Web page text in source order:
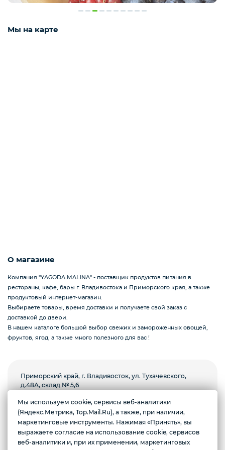
Ингредиенты для кондитеров
Мы на карте
О магазине
Компания "YAGODA MALINA" - поставщик продуктов питания в
рестораны, кафе, бары г. Владивостока и Приморского края, а также
продуктовый интернет-магазин.
Выбираете товары, время доставки и получаете свой заказ с
доставкой до двери.
В нашем каталоге большой выбор свежих и замороженных овощей,
фруктов, ягод, а также много полезного для вас !
Приморский край, г. Владивосток, ул. Тухачевского,
д.48А, склад № 5,6
Пн-пт с 8.00 до 18.00, суббота с 9.00 до 13.00.
Воскресенье выходной
Условия доставки
Мы используем cookie, сервисы веб-аналитики
(Яндекс.Метрика, Top.Mail.Ru), а также, при наличии,
маркетинговые инструменты. Нажимая «Принять», вы
выражаете согласие на использование cookie, сервисов
веб-аналитики и, при их применении, маркетинговых
Желаете подозвать сотрудника
Да Нет